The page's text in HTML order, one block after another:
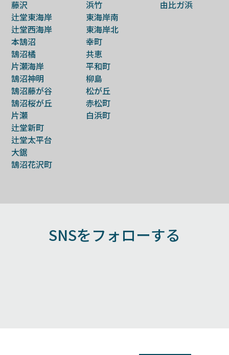
藤沢
辻堂東海岸
辻堂西海岸
本鵠沼
鵠沼橘
片瀬海岸
鵠沼神明
鵠沼藤が谷
鵠沼桜が丘
片瀬
辻堂新町
辻堂太平台
大鋸
鵠沼花沢町
浜竹
東海岸南
東海岸北
幸町
共恵
平和町
柳島
松が丘
赤松町
白浜町
由比ガ浜
SNSをフォローする